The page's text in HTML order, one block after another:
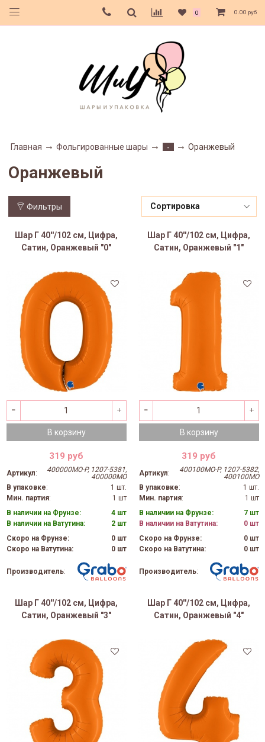
0 0.00 руб
Главная Фольгированные шары - Оранжевый
Оранжевый
Фильтры
Шар Г 40''/102 см, Цифра,
Сатин, Оранжевый "0"
В корзину
319 руб
Артикул:
400000MO-P, 1207-5381,
400000MO
В упаковке:
1 шт.
Мин. партия:
1 шт
В наличии на Фрунзе:
4 шт
В наличии на Ватутина:
2 шт
Скоро на Фрунзе:
0 шт
Скоро на Ватутина:
0 шт
Производитель:
Шар Г 40''/102 см, Цифра,
Сатин, Оранжевый "1"
В корзину
319 руб
Артикул:
400100MO-P, 1207-5382,
400100MO
В упаковке:
1 шт.
Мин. партия:
1 шт
В наличии на Фрунзе:
7 шт
В наличии на Ватутина:
0 шт
Скоро на Фрунзе:
0 шт
Скоро на Ватутина:
0 шт
Производитель:
Шар Г 40''/102 см, Цифра,
Сатин, Оранжевый "3"
Шар Г 40''/102 см, Цифра,
Сатин, Оранжевый "4"